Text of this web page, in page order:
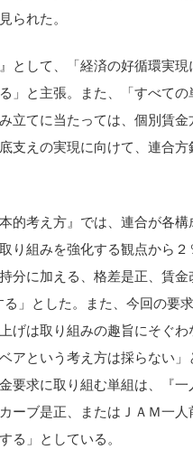
られた。
して、「経済の好循環実現
」と主張。また、「すべての
立てに当たっては、個別賃金
支えの実現に向けて、連合方
的考え方』では、連合が各構
り組みを強化する観点から２
分に加える、格差是正、賃金
」とした。また、今回の要
げは取り組みの趣旨にそぐわ
アという考え方は採らない」
要求に取り組む単組は、『一
ーブ是正、またはＪＡＭ一人
る」としている。